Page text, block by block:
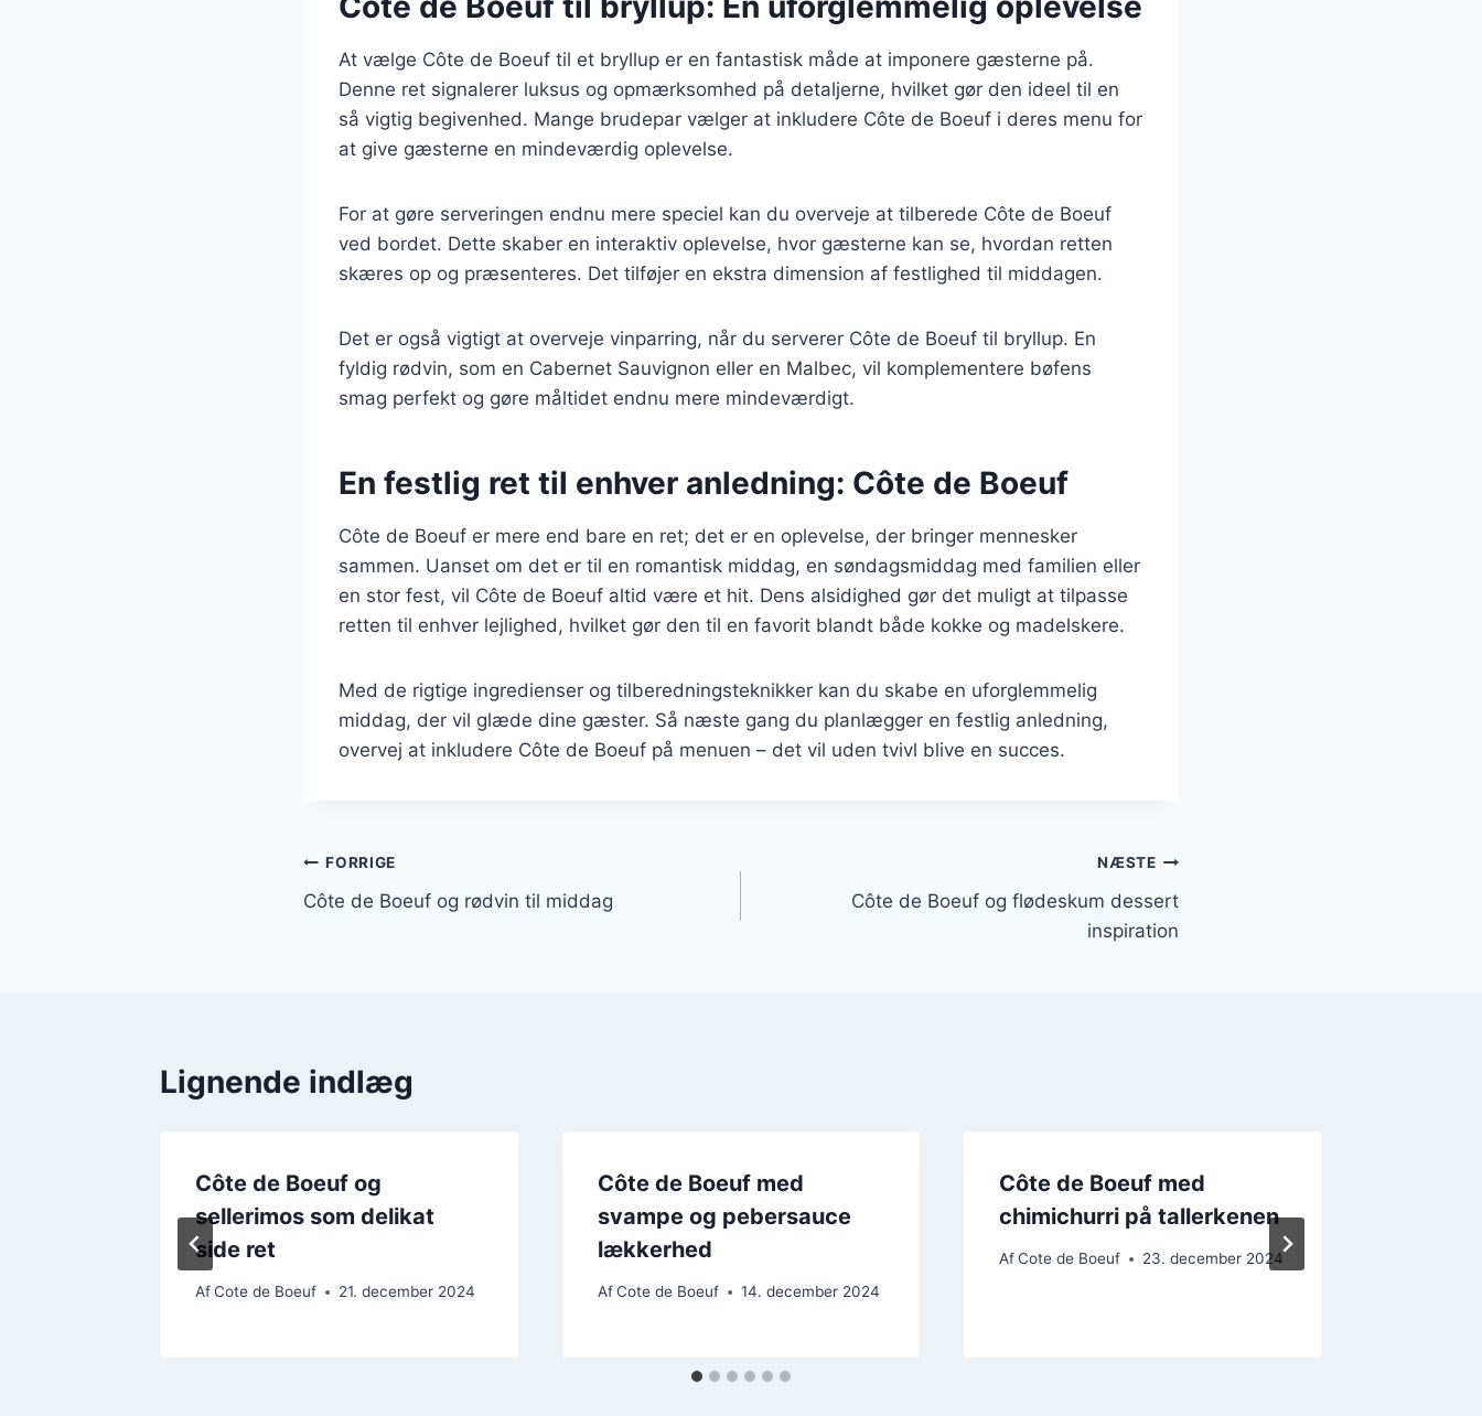
At vælge Côte de Boeuf til et bryllup er en fantastisk måde at imponere gæsterne på.
Denne ret signalerer luksus og opmærksomhed på detaljerne, hvilket gør den ideel til en
så vigtig begivenhed. Mange brudepar vælger at inkludere Côte de Boeuf i deres menu for
at give gæsterne en mindeværdig oplevelse.
For at gøre serveringen endnu mere speciel kan du overveje at tilberede Côte de Boeuf
ved bordet. Dette skaber en interaktiv oplevelse, hvor gæsterne kan se, hvordan retten
skæres op og præsenteres. Det tilføjer en ekstra dimension af festlighed til middagen.
Det er også vigtigt at overveje vinparring, når du serverer Côte de Boeuf til bryllup. En
fyldig rødvin, som en Cabernet Sauvignon eller en Malbec, vil komplementere bøfens
smag perfekt og gøre måltidet endnu mere mindeværdigt.
En festlig ret til enhver anledning: Côte de Boeuf
Côte de Boeuf er mere end bare en ret; det er en oplevelse, der bringer mennesker
sammen. Uanset om det er til en romantisk middag, en søndagsmiddag med familien eller
en stor fest, vil Côte de Boeuf altid være et hit. Dens alsidighed gør det muligt at tilpasse
retten til enhver lejlighed, hvilket gør den til en favorit blandt både kokke og madelskere.
Med de rigtige ingredienser og tilberedningsteknikker kan du skabe en uforglemmelig
middag, der vil glæde dine gæster. Så næste gang du planlægger en festlig anledning,
overvej at inkludere Côte de Boeuf på menuen – det vil uden tvivl blive en succes.
Indlægsnavigation
FORRIGE
Côte de Boeuf og rødvin til middag
NÆSTE
Côte de Boeuf og flødeskum dessert
inspiration
Lignende indlæg
Côte de Boeuf og
sellerimos som delikat
side ret
AfCote de Boeuf 21. december 2024
Côte de Boeuf med
svampe og pebersauce
lækkerhed
Af Cote de Boeuf 14. december 2024
Côte de Boeuf med
chimichurri på tallerkenen
Af Cote de Boeuf 23. december 2024